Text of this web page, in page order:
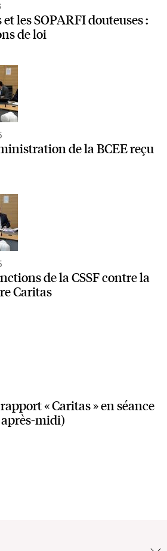
les SOPARFI douteuses :
de loi
de la BCEE reçu
de la CSSF contre la
Caritas
« Caritas » en séance
midi)